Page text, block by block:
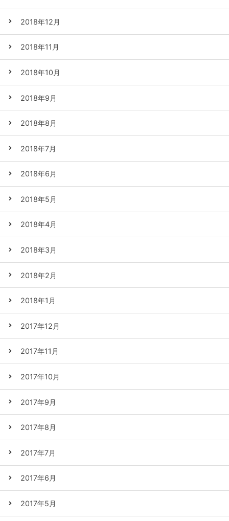
2018年12月
2018年11月
2018年10月
2018年9月
2018年8月
2018年7月
2018年6月
2018年5月
2018年4月
2018年3月
2018年2月
2018年1月
2017年12月
2017年11月
2017年10月
2017年9月
2017年8月
2017年7月
2017年6月
2017年5月